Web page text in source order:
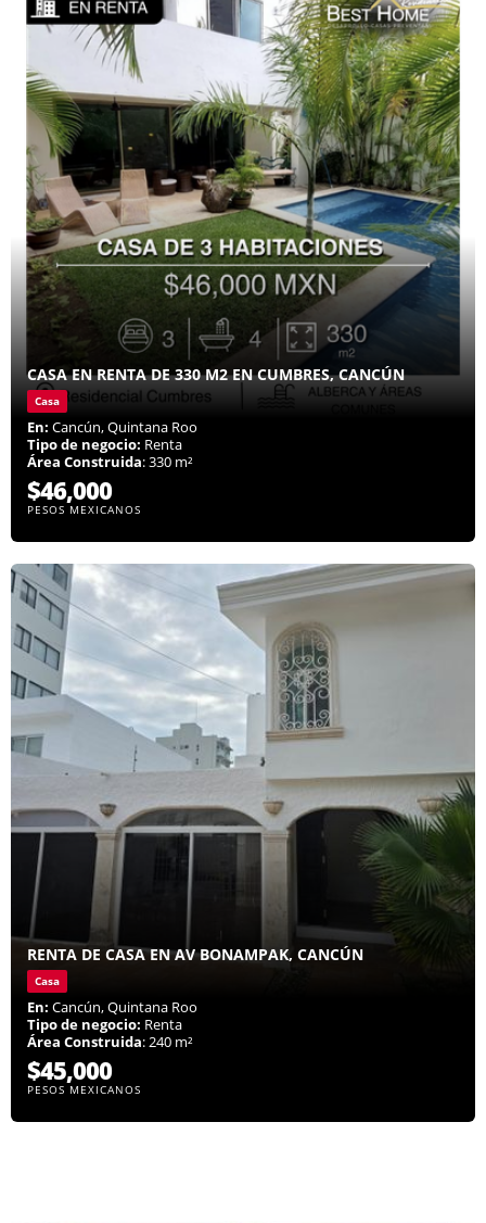
CASA EN RENTA DE 330 M2 EN CUMBRES, CANCÚN
Casa
En: Cancún, Quintana Roo
Tipo de negocio: Renta
Área Construida: 330 m²
$46,000
PESOS MEXICANOS
RENTA DE CASA EN AV BONAMPAK, CANCÚN
Casa
En: Cancún, Quintana Roo
Tipo de negocio: Renta
Área Construida: 240 m²
$45,000
PESOS MEXICANOS